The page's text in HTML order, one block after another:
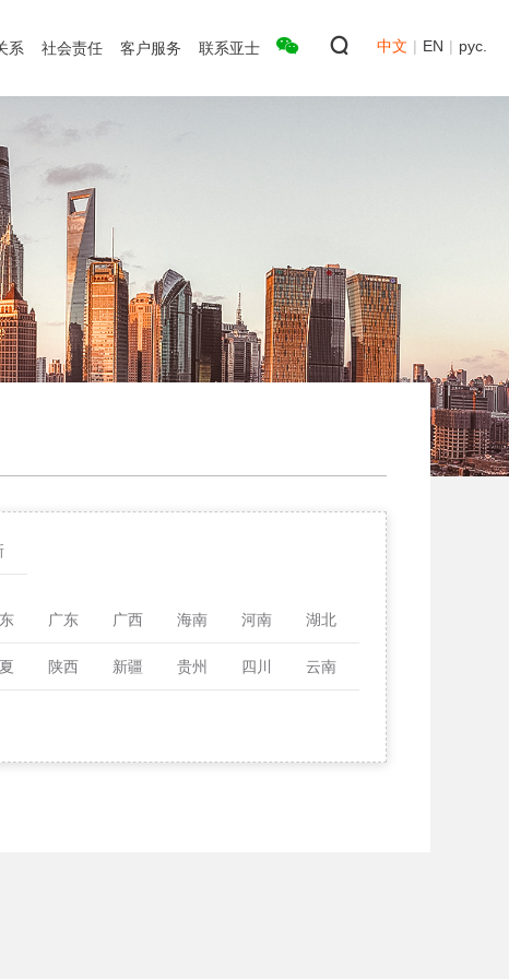
系 社会责任 客户服务 联系亚士 中文 | EN | рус.
广东 广西 海南 河南 湖北
陕西 新疆 贵州 四川 云南